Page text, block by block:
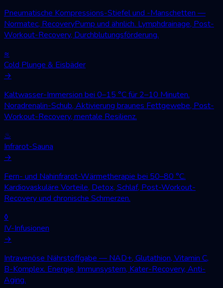
Pneumatische Kompressions-Stiefel und -Manschetten —
Normatec, RecoveryPump und ähnlich. Lymphdrainage, Post-
Workout-Recovery, Durchblutungsförderung.
≈
Cold Plunge & Eisbäder
→
Kaltwasser-Immersion bei 0–15 °C für 2–10 Minuten.
Noradrenalin-Schub, Aktivierung braunes Fettgewebe, Post-
Workout-Recovery, mentale Resilienz.
♨
Infrarot-Sauna
→
Fern- und Nahinfrarot-Wärmetherapie bei 50–80 °C.
Kardiovaskuläre Vorteile, Detox, Schlaf, Post-Workout-
Recovery und chronische Schmerzen.
◊
IV-Infusionen
→
Intravenöse Nährstoffgabe — NAD+, Glutathion, Vitamin C,
B-Komplex. Energie, Immunsystem, Kater-Recovery, Anti-
Aging.